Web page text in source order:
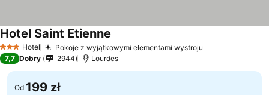
3 Kategoria
Hotel Pokoje z wyjątkowymi elementami wystroju
Hotel Saint Etienne
7,7 Dobry 2944 Lourdes
Od 199 zł